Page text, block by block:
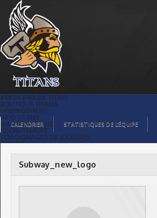
Subway_new_logo |
#8804 (PAS DE TITRE)
BOUTIQUE TITANS
HÉBERGEMENT
INFO TITANS
MAGASIN TITANS
RECRUTEMENT
TÉMOIGNAGES DE JOUEURS
ACCUEIL
GALERIE PHOTOS
STATISTIQUES
ORGANISATION
CALENDRIER STATISTIQUES DE L’ÉQUIPE
Subway_new_logo